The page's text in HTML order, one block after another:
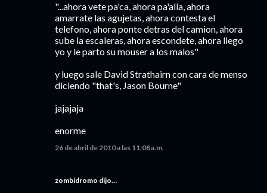
"...ahora vete pa'ca, ahora pa'alla, ahora
amarrate las agujetas, ahora contesta el
telefono, ahora ponte detras del camion, ahora
sube la escaleras, ahora escondete, ahora llego
yo y le parto su mouser a los malos"
y luego sale David Strathairn con cara de menso
diciendo "that's, Jason Bourne"
jajajaja
enorme
26 de abril de 2010 a las 11:08 a.m.
zombidromo dijo…